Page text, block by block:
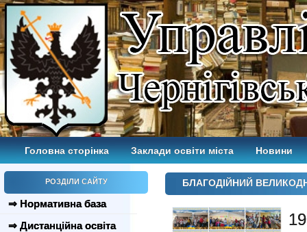
Головна сторінка Заклади освіти міста Новини
РОЗДІЛИ САЙТУ
⇒ Нормативна база
⇒ Дистанційна освіта
БЛАГОДІЙНИЙ